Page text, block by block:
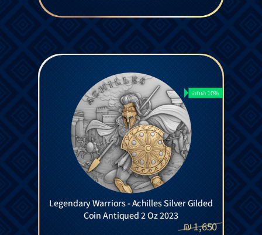
10% הנחה
Legendary Warriors - Achilles Silver Gilded
Coin Antiqued 2 Oz 2023
1,650
₪